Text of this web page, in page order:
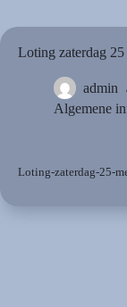
Loting zaterdag 25
admin
Algemene
Loting-zaterdag-25-